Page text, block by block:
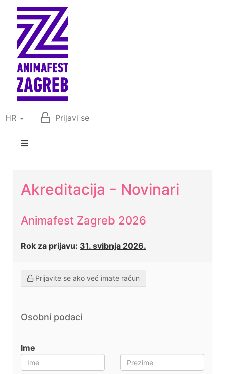
HR Prijavi se
Akreditacija - Novinari
Animafest Zagreb 2026
Rok za prijavu: 31. svibnja 2026.
Prijavite se ako već imate račun
Osobni podaci
Ime